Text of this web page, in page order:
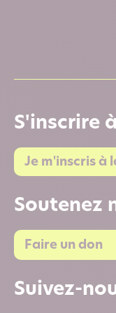
S'inscrire
Je m'inscris à
Soutenez
Faire un don
Suivez-